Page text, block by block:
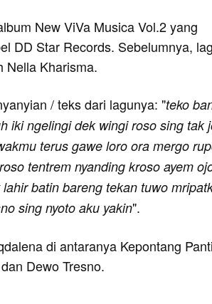
New ViVa Musica Vol.2 yang
DD Star Records. Sebelumnya,
Nella Kharisma.
/ teks dari lagunya: "teko
iki ngelingi dek wingi roso sing tak
terus gawe loro ora mergo
tentrem nyanding kroso ayem
batin bareng tekan tuwo
sing nyoto aku yakin".
di antaranya Kepontang
Dewo Tresno.